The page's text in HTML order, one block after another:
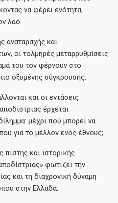
να φέρει ενότητα,
λαό.
αναταραχής και
οι τολμηρές μεταρρυθμίσεις
του τον φέρνουν στο
οξυμένης σύγκρουσης.
και οι εντάσεις
έρχεται
μέχρι πού μπορεί να
για το μέλλον ενός έθνους;
πίστης και ιστορικής
φωτίζει την
και τη διαχρονική δύναμη
στην Ελλάδα.